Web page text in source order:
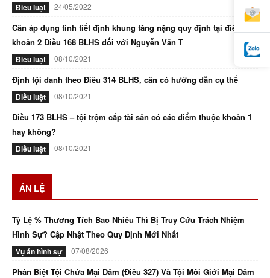
Điều luật 24/05/2022
Cần áp dụng tình tiết định khung tăng nặng quy định tại điểm d
khoản 2 Điều 168 BLHS đối với Nguyễn Văn T
Điều luật 08/10/2021
Định tội danh theo Điều 314 BLHS, cần có hướng dẫn cụ thể
Điều luật 08/10/2021
Điều 173 BLHS – tội trộm cắp tài sản có các điểm thuộc khoản 1
hay không?
Điều luật 08/10/2021
ÁN LỆ
Tỷ Lệ % Thương Tích Bao Nhiêu Thì Bị Truy Cứu Trách Nhiệm
Hình Sự? Cập Nhật Theo Quy Định Mới Nhất
Vụ án hình sự 07/08/2026
Phân Biệt Tội Chứa Mại Dâm (Điều 327) Và Tội Môi Giới Mại Dâm